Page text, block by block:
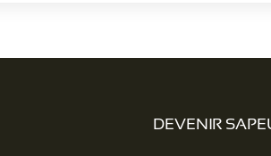
DEVENIR